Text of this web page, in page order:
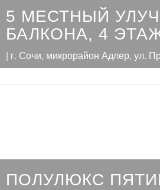
5 МЕСТНЫЙ
БАЛКОНА, 4
| г. Сочи, микрорайон Адлер, ул.
ПОЛУЛЮКС